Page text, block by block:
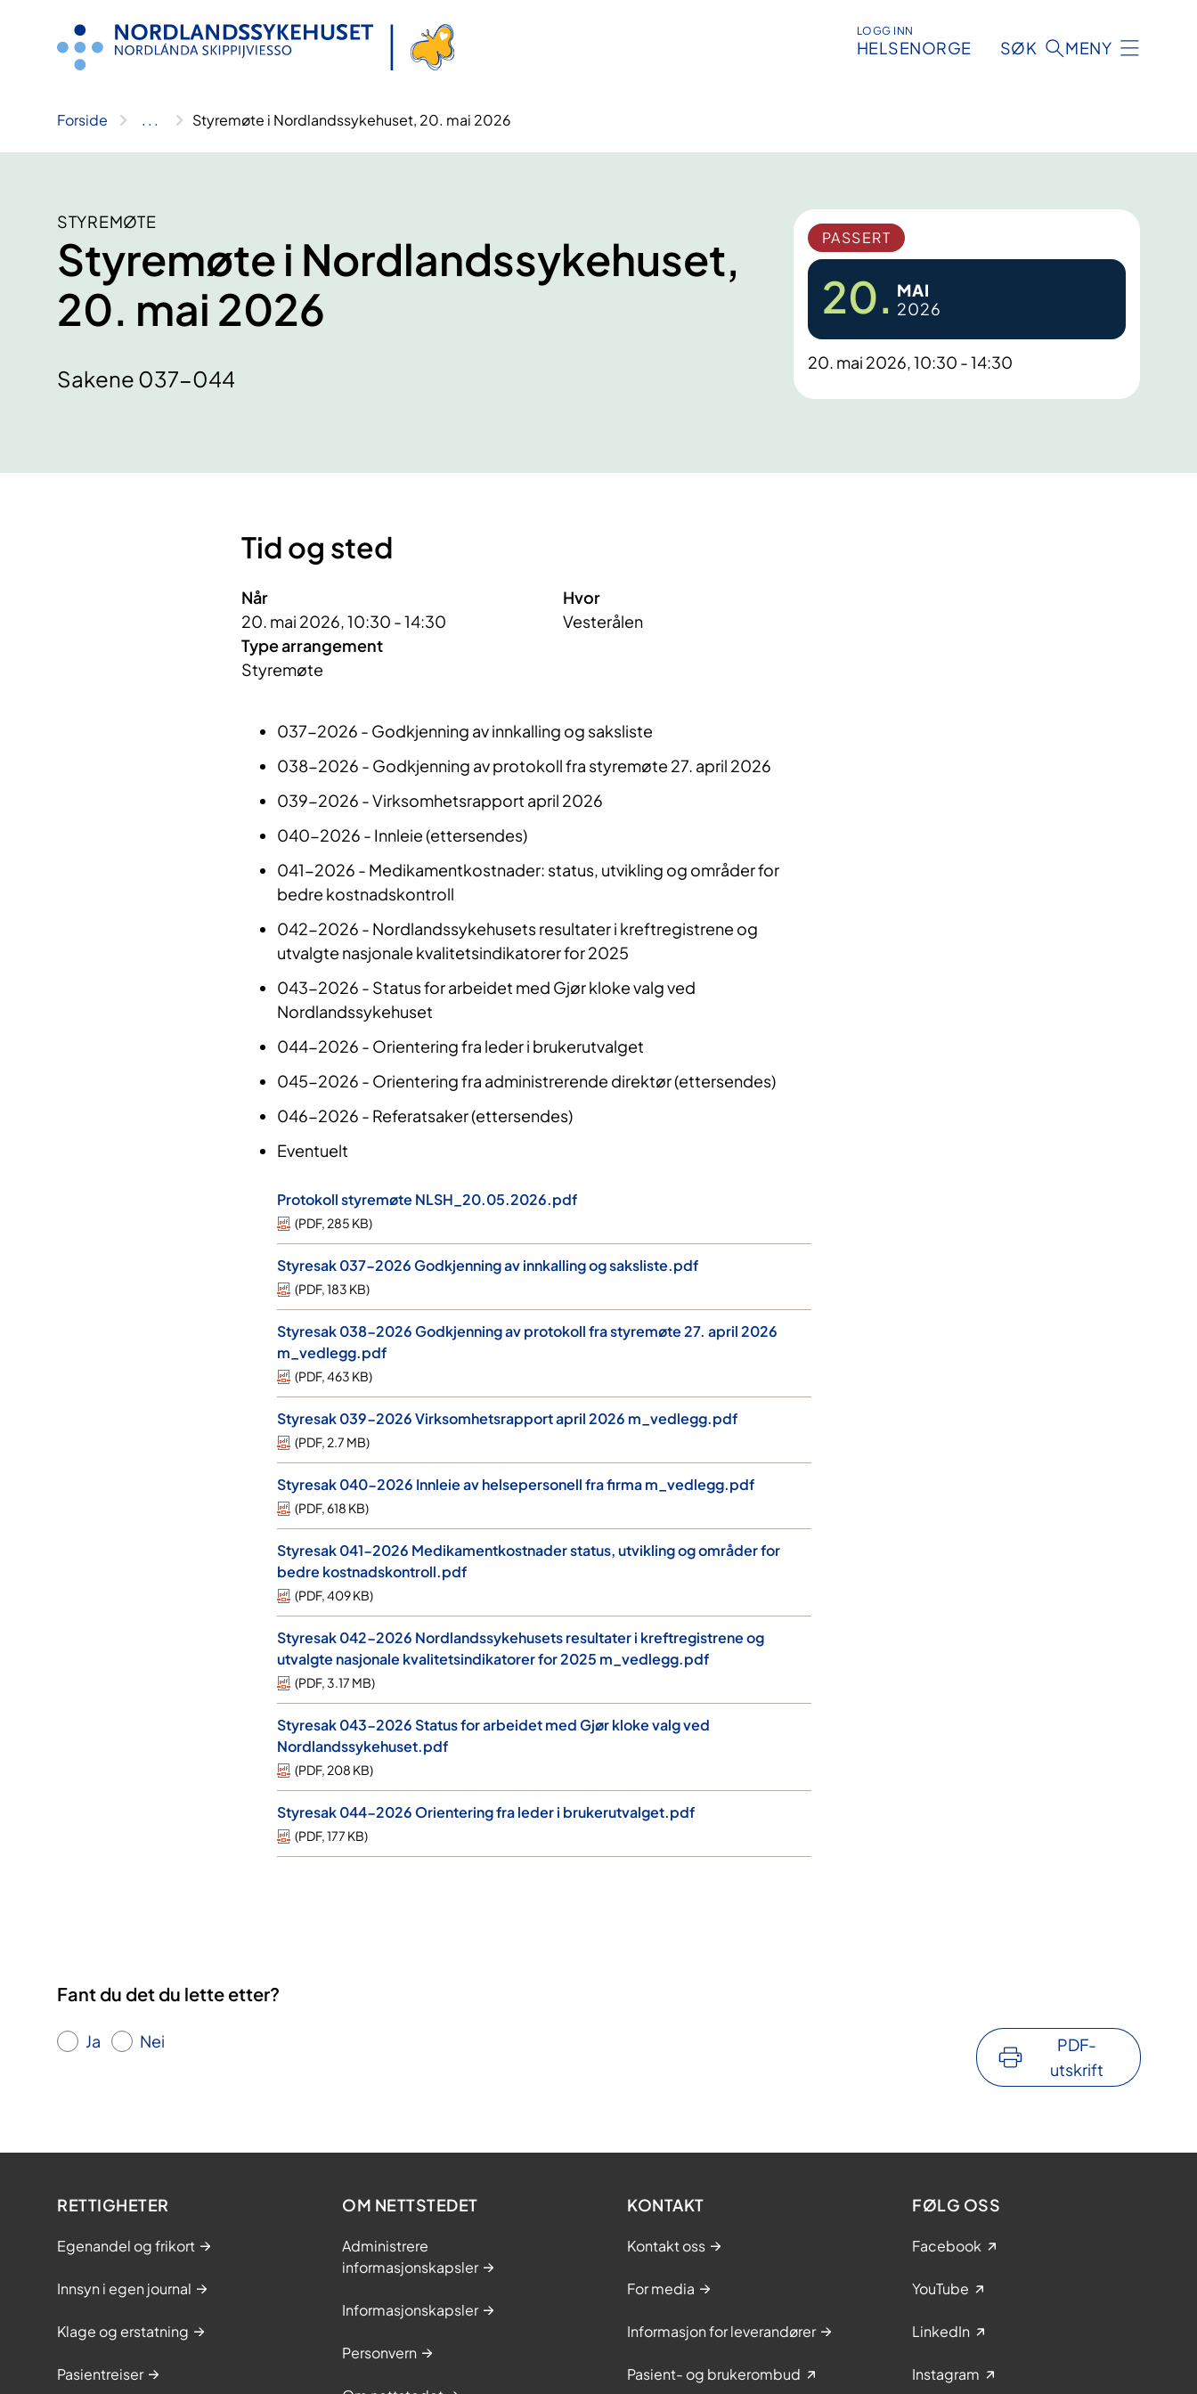
LOGG INN
HELSENORGE SØK MENY
Forside .. . Styremøte i Nordlandssykehuset, 20. mai 2026
STYREMØTE
Styremøte i Nordlandssykehuset,
20. mai 2026
Sakene 037-044
PASSERT
20. MAI
2026
20. mai 2026, 10:30 - 14:30
Tid og sted
Når
20. mai 2026, 10:30 - 14:30
Type arrangement
Styremøte
Hvor
Vesterålen
037-2026 - Godkjenning av innkalling og saksliste
038-2026 - Godkjenning av protokoll fra styremøte 27. april 2026
039-2026 - Virksomhetsrapport april 2026
040-2026 - Innleie (ettersendes)
041-2026 - Medikamentkostnader: status, utvikling og områder for
bedre kostnadskontroll
042-2026 - Nordlandssykehusets resultater i kreftregistrene og
utvalgte nasjonale kvalitetsindikatorer for 2025
043-2026 - Status for arbeidet med Gjør kloke valg ved
Nordlandssykehuset
044-2026 - Orientering fra leder i brukerutvalget
045-2026 - Orientering fra administrerende direktør (ettersendes)
046-2026 - Referatsaker (ettersendes)
Eventuelt
Protokoll styremøte NLSH_20.05.2026.pdf
(PDF, 285 KB)
Styresak 037-2026 Godkjenning av innkalling og saksliste.pdf
(PDF,183 KB)
Styresak 038-2026 Godkjenning av protokoll fra styremøte 27. april 2026
m_vedlegg.pdf
(PDF,463 KB)
Styresak 039-2026 Virksomhetsrapport april 2026 m_vedlegg.pdf
(PDF, 2.7 MB)
Styresak 040-2026 Innleie av helsepersonell fra firma m_vedlegg.pdf
(PDF,618 KB)
Styresak 041-2026 Medikamentkostnader status, utvikling og områder for
bedre kostnadskontroll.pdf
(PDF,409 KB)
Styresak 042-2026 Nordlandssykehusets resultater i kreftregistrene og
utvalgte nasjonale kvalitetsindikatorer for 2025 m_vedlegg.pdf
(PDF, 3.17 MB)
Styresak 043-2026 Status for arbeidet med Gjør kloke valg ved
Nordlandssykehuset.pdf
(PDF, 208 KB)
Styresak 044-2026 Orientering fra leder i brukerutvalget.pdf
(PDF,177 KB)
Fant du det du lette etter?
Ja Nei
PDF-
utskrift
RETTIGHETER
Egenandel og frikort
Innsyn i egen journal
Klage og erstatning
Pasientreiser
OM NETTSTEDET
Administrere
informasjonskapsler
Informasjonskapsler
Personvern
KONTAKT
Kontakt oss
For media
Informasjon for leverandører
Pasient- og brukerombud
FØLG OSS
Facebook
YouTube
LinkedIn
Instagram